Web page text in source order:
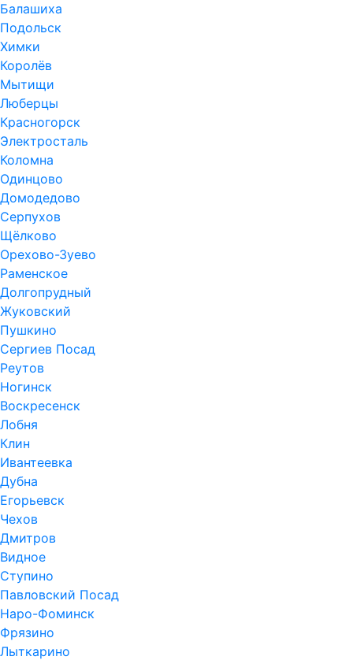
Балашиха
Подольск
Химки
Королёв
Мытищи
Люберцы
Красногорск
Электросталь
Коломна
Одинцово
Домодедово
Серпухов
Щёлково
Орехово-Зуево
Раменское
Долгопрудный
Жуковский
Пушкино
Сергиев Посад
Реутов
Ногинск
Воскресенск
Лобня
Клин
Ивантеевка
Дубна
Егорьевск
Чехов
Дмитров
Видное
Ступино
Павловский Посад
Наро-Фоминск
Фрязино
Лыткарино